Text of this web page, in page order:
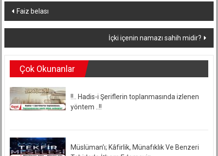
Yazı
dolaşımı
Faiz belası
İçki içenin namazı sahih midir?
Çok Okunanlar
!!.. Hadis-i Şeriflerin toplanmasında izlenen
yöntem ..!!
Müslüman’ı; Kâfirlik, Münafıklık Ve Benzeri